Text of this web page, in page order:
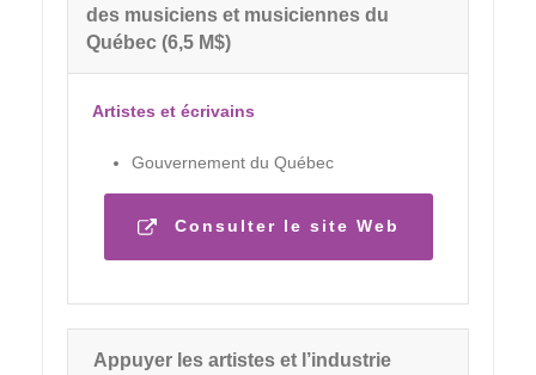
des musiciens et musiciennes du
Québec (6,5 M$)
Artistes et écrivains
Gouvernement du Québec
Consulter le site Web
Appuyer les artistes et l’industrie